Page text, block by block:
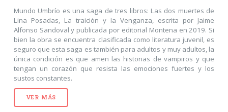
Mundo Umbrío es una saga de tres libros: Las dos muertes de
Lina Posadas, La traición y la Venganza, escrita por Jaime
Alfonso Sandoval y publicada por editorial Montena en 2019. Si
bien la obra se encuentra clasificada como literatura juvenil, es
seguro que esta saga es también para adultos y muy adultos, la
única condición es que amen las historias de vampiros y que
tengan un corazón que resista las emociones fuertes y los
sustos constantes.
VER MÁS